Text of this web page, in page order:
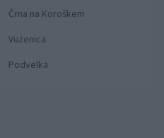
Črna na Koroškem
Vuzenica
Podvelka